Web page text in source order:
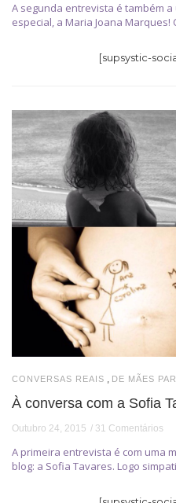
A segunda entrevista é também
especial, a Maria Joana
[supsystic-
CONVERSAS REAIS DE MÃES
À conversa com a Sofia
Outubro 24, 2015 31 Comentários
A primeira entrevista é com uma
blog: a Sofia Tavares. Logo